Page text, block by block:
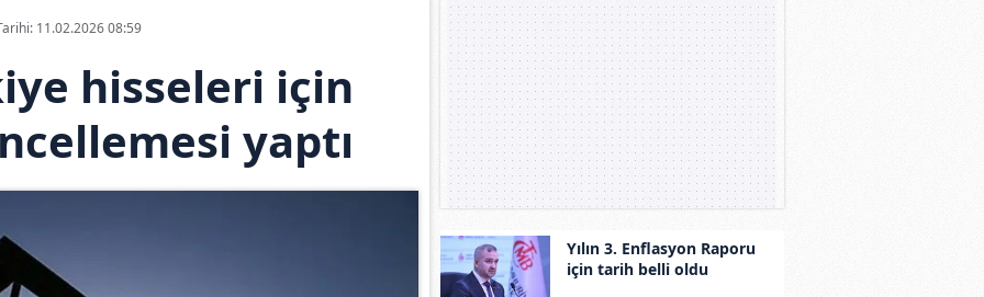
11.02.2026 08:59
hisseleri için
yaptı
Yılın 3. Enflasyon Raporu
için tarih belli oldu